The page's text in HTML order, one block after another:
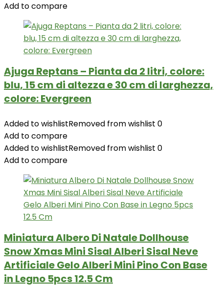
Add to compare
Ajuga Reptans – Pianta da 2 litri, colore:
blu, 15 cm di altezza e 30 cm di larghezza,
colore: Evergreen
Added to wishlistRemoved from wishlist 0
Add to compare
Added to wishlistRemoved from wishlist 0
Add to compare
Miniatura Albero Di Natale Dollhouse
Snow Xmas Mini Sisal Alberi Sisal Neve
Artificiale Gelo Alberi Mini Pino Con Base
in Legno 5pcs 12.5 Cm